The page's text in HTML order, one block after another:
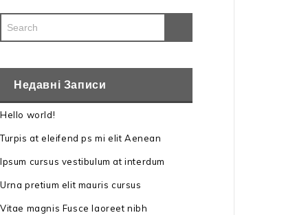
Недавні Записи
Hello world!
Turpis at eleifend ps mi elit Aenean
Ipsum cursus vestibulum at interdum
Urna pretium elit mauris cursus
Vitae magnis Fusce laoreet nibh